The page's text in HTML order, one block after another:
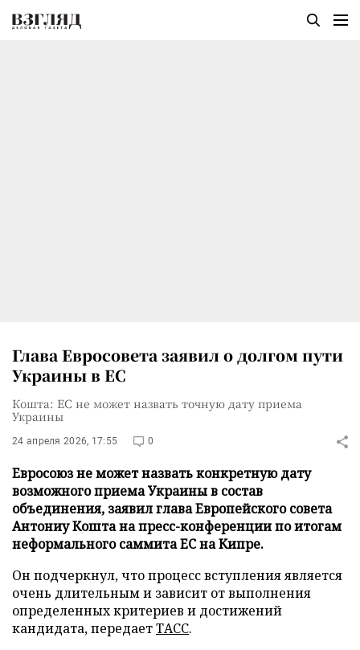
Глава Евросовета заявил о долгом пути
Украины в ЕС
Кошта: ЕС не может назвать точную дату приема
Украины
24 апреля 2026, 17:55 0
Евросоюз не может назвать конкретную дату
возможного приема Украины в состав
объединения, заявил глава Европейского совета
Антониу Кошта на пресс-конференции по итогам
неформального саммита ЕС на Кипре.
Он подчеркнул, что процесс вступления является
очень длительным и зависит от выполнения
определенных критериев и достижений
кандидата, передаетТАСС.